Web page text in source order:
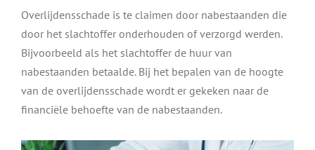
Overlijdensschade is te claimen door nabestaanden die
door het slachtoffer onderhouden of verzorgd werden.
Bijvoorbeeld als het slachtoffer de huur van
nabestaanden betaalde. Bij het bepalen van de hoogte
van de overlijdensschade wordt er gekeken naar de
financiële behoefte van de nabestaanden.